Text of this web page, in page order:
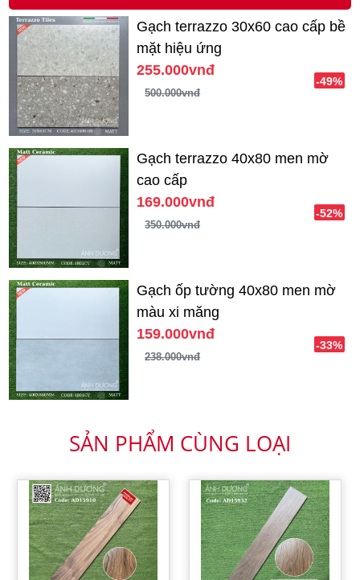
Gạch terrazzo 30x60 cao cấp bề
mặt hiệu ứng
255.000vnđ
500.000vnđ
-49%
Gạch terrazzo 40x80 men mờ
cao cấp
169.000vnđ
350.000vnđ
-52%
Gạch ốp tường 40x80 men mờ
màu xi măng
159.000vnđ
238.000vnđ
-33%
SẢN PHẨM CÙNG LOẠI